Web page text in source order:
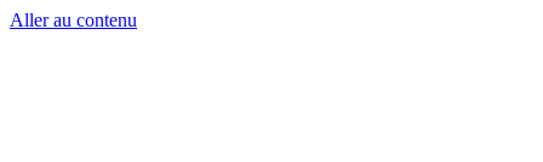
Aller au contenu